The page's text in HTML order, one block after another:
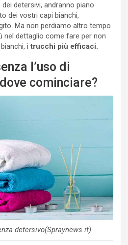
detersivi, andranno piano
dei vostri capi bianchi,
Ma non perdiamo altro tempo
nel dettaglio come fare per non
itrucchi più efficaci.
l’uso di
cominciare?
detersivo(Spraynews.it)